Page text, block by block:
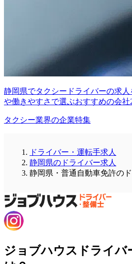
静岡県でタクシードライバーの求
や働きやすさで選ぶおすすめの会社
タクシー業界の企業特集
ドライバー・運転手求人
静岡県のドライバー求人
静岡県・普通自動車免許の
ジョブハウスドライバ